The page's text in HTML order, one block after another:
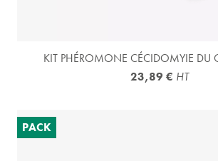
KIT PHÉROMONE CÉCIDOMYIE DU
23,89 € HT
PACK